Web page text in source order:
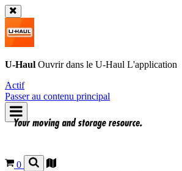
U-Haul Ouvrir dans le U-Haul L'application
Actif
Passer au contenu principal
0